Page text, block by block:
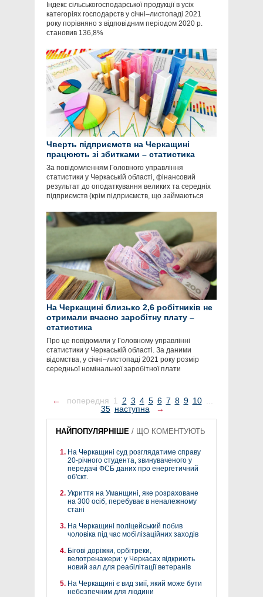
Індекс сільськогосподарської продукції в усіх
категоріях господарств у січні–листопаді 2021
року порівняно з відповідним періодом 2020 р.
становив 136,8%
Чверть підприємств на Черкащині
працюють зі збитками – статистика
За повідомленням Головного управління
статистики у Черкаській області, фінансовий
результат до оподаткування великих та середніх
підприємств (крім підприємств, що займаються
На Черкащині близько 2,6 робітників не
отримали вчасно заробітну плату –
статистика
Про це повідомили у Головному управлінні
статистики у Черкаській області. За даними
відомства, у січні–листопаді 2021 року розмір
середньої номінальної заробітної плати
← попередня 1 2 3 4 5 6 7 8 9 10 ...
35 наступна →
НАЙПОПУЛЯРНІШЕ / ЩО КОМЕНТУЮТЬ
На Черкащині суд розглядатиме справу
20-річного студента, звинуваченого у
передачі ФСБ даних про енергетичний
об'єкт.
Укриття на Уманщині, яке розраховане
на 300 осіб, перебуває в неналежному
стані
На Черкащині поліцейський побив
чоловіка під час мобілізаційних заходів
Бігові доріжки, орбітреки,
велотренажери: у Черкасах відкриють
новий зал для реабілітації ветеранів
На Черкащині є вид змії, який може бути
небезпечним для людини